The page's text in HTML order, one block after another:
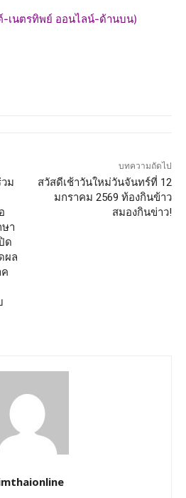
-เนตรทิพย์ ออนไลน์-ด้านบน)
ม
า
ด
ผล
บทความถัดไป
สวัสดีเช้าวันใหม่วันจันทร์ที่ 12
มกราคม 2569 ท้องกินข้าว
สมองกินข่าว!